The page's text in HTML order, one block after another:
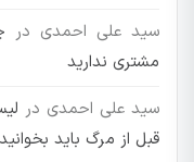
سید علی احمدی در
مشتری ندارید
سید علی احمدی در
قبل از مرگ باید بخوانید